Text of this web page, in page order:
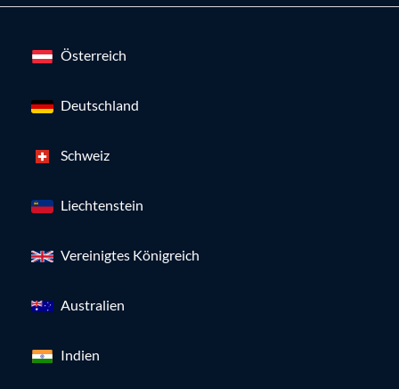
Österreich
Deutschland
Schweiz
Liechtenstein
Vereinigtes Königreich
Australien
Indien